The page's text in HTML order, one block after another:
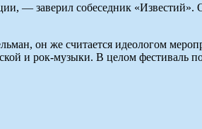
— заверил собеседник
он же считается идеологом
и рок-музыки. В целом фестиваль